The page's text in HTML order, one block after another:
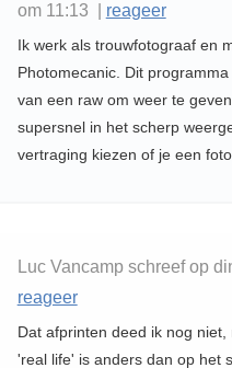
om 11:13 | reageer
Ik werk als trouwfotograaf en
Photomecanic. Dit
van een raw om weer te
supersnel in het scherp
vertraging kiezen of je een
Luc Vancamp schreef op
reageer
Dat afprinten deed ik nog
'real life' is anders dan op het